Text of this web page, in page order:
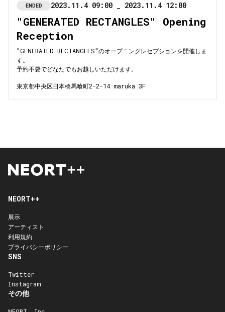
ENDED 2023.11.4 09:00 _ 2023.11.4 12:00
"GENERATED RECTANGLES" Opening
Reception
"GENERATED RECTANGLES"のオープニングレセプションを開催しま
す。
予約不要でどなたでもお越しいただけます。
東京都中央区日本橋馬喰町2-2-14 maruka 3F
NEORT++
展示
アーティスト
利用規約
プライバシーポリシー
SNS
Twitter
Instagram
その他